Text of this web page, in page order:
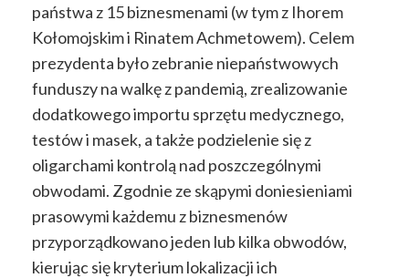
państwa z 15 biznesmenami (w tym z Ihorem
Kołomojskim i Rinatem Achmetowem). Celem
prezydenta było zebranie niepaństwowych
funduszy na walkę z pandemią, zrealizowanie
dodatkowego importu sprzętu medycznego,
testów i masek, a także podzielenie się z
oligarchami kontrolą nad poszczególnymi
obwodami. Zgodnie ze skąpymi doniesieniami
prasowymi każdemu z biznesmenów
przyporządkowano jeden lub kilka obwodów,
kierując się kryterium lokalizacji ich